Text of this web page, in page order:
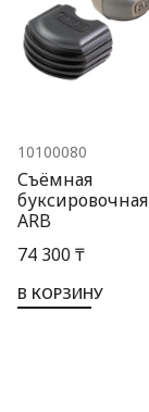
10100080
Съёмная
ARB
74 300 ₸
В КОРЗИНУ